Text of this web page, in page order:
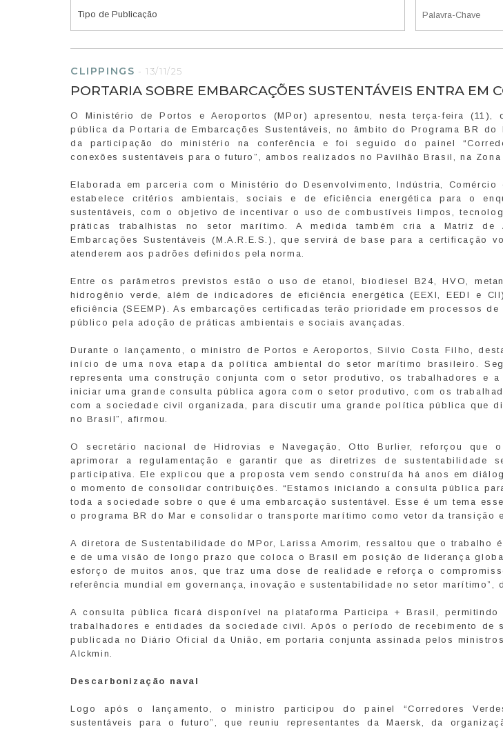
CLIPPINGS -13/11/25
PORTARIA SOBRE EMBARCAÇÕES SUSTENTÁVEIS ENTRA EM
O Ministério de Portos e Aeroportos (MPor) apresentou, nesta terça-feira (11),
pública da Portaria de Embarcações Sustentáveis, no âmbito do Programa BR do
da participação do ministério na conferência e foi seguido do painel
conexões sustentáveis para o futuro”, ambos realizados no Pavilhão Brasil, na Zona
Elaborada em parceria com o Ministério do Desenvolvimento, Indústria,
estabelece critérios ambientais, sociais e de eficiência energética para o
sustentáveis, com o objetivo de incentivar o uso de combustíveis limpos,
práticas trabalhistas no setor marítimo. A medida também cria a Matriz de
Embarcações Sustentáveis (M.A.R.E.S.), que servirá de base para a certificação
atenderem aos padrões definidos pela norma.
Entre os parâmetros previstos estão o uso de etanol, biodiesel B24, HVO,
hidrogênio verde, além de indicadores de eficiência energética (EEXI, EEDI e
eficiência (SEEMP). As embarcações certificadas terão prioridade em processos de
público pela adoção de práticas ambientais e sociais avançadas.
Durante o lançamento, o ministro de Portos e Aeroportos, Silvio Costa Filho,
início de uma nova etapa da política ambiental do setor marítimo brasileiro.
representa uma construção conjunta com o setor produtivo, os trabalhadores e
iniciar uma grande consulta pública agora com o setor produtivo, com os
com a sociedade civil organizada, para discutir uma grande política pública que
no Brasil”, afirmou.
O secretário nacional de Hidrovias e Navegação, Otto Burlier, reforçou que
aprimorar a regulamentação e garantir que as diretrizes de sustentabilidade
participativa. Ele explicou que a proposta vem sendo construída há anos em
o momento de consolidar contribuições. “Estamos iniciando a consulta pública
toda a sociedade sobre o que é uma embarcação sustentável. Esse é um tema
o programa BR do Mar e consolidar o transporte marítimo como vetor da transição
A diretora de Sustentabilidade do MPor, Larissa Amorim, ressaltou que o trabalho
e de uma visão de longo prazo que coloca o Brasil em posição de liderança
esforço de muitos anos, que traz uma dose de realidade e reforça o
referência mundial em governança, inovação e sustentabilidade no setor marítimo”,
A consulta pública ficará disponível na plataforma Participa + Brasil, permitindo
trabalhadores e entidades da sociedade civil. Após o período de recebimento de
publicada no Diário Oficial da União, em portaria conjunta assinada pelos
Alckmin.
Descarbonização naval
Logo após o lançamento, o ministro participou do painel “Corredores
sustentáveis para o futuro”, que reuniu representantes da Maersk, da